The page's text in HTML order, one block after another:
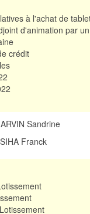
à l'achat de
d'animation par
crédit
Sandrine
Franck